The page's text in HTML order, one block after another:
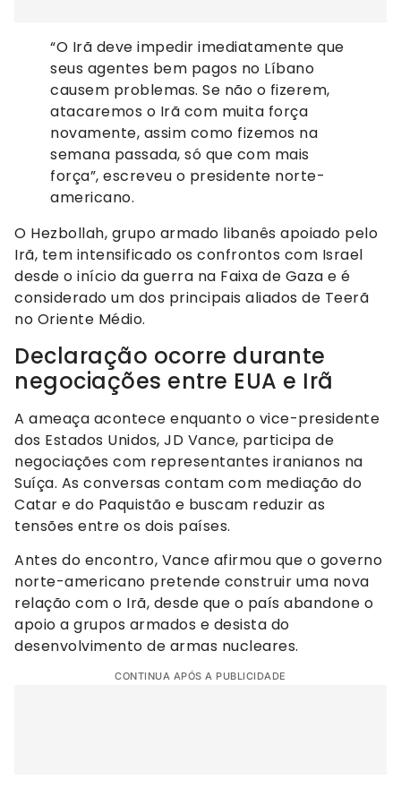
“O Irã deve impedir imediatamente que
seus agentes bem pagos no Líbano
causem problemas. Se não o fizerem,
atacaremos o Irã com muita força
novamente, assim como fizemos na
semana passada, só que com mais
força”, escreveu o presidente norte-
americano.
O Hezbollah, grupo armado libanês apoiado pelo
Irã, tem intensificado os confrontos com Israel
desde o início da guerra na Faixa de Gaza e é
considerado um dos principais aliados de Teerã
no Oriente Médio.
Declaração ocorre durante
negociações entre EUA e Irã
A ameaça acontece enquanto o vice-presidente
dos Estados Unidos, JD Vance, participa de
negociações com representantes iranianos na
Suíça. As conversas contam com mediação do
Catar e do Paquistão e buscam reduzir as
tensões entre os dois países.
Antes do encontro, Vance afirmou que o governo
norte-americano pretende construir uma nova
relação com o Irã, desde que o país abandone o
apoio a grupos armados e desista do
desenvolvimento de armas nucleares.
CONTINUA APÓS A PUBLICIDADE